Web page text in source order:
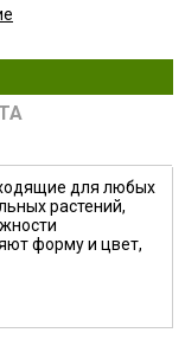
для любых
растений,
форму и цвет,